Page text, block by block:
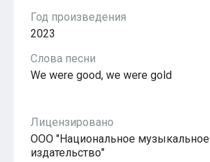
Год произведения
2023
Слова песни
We were good, we were gold
Лицензировано
ООО "Национальное музыкальное
издательство"